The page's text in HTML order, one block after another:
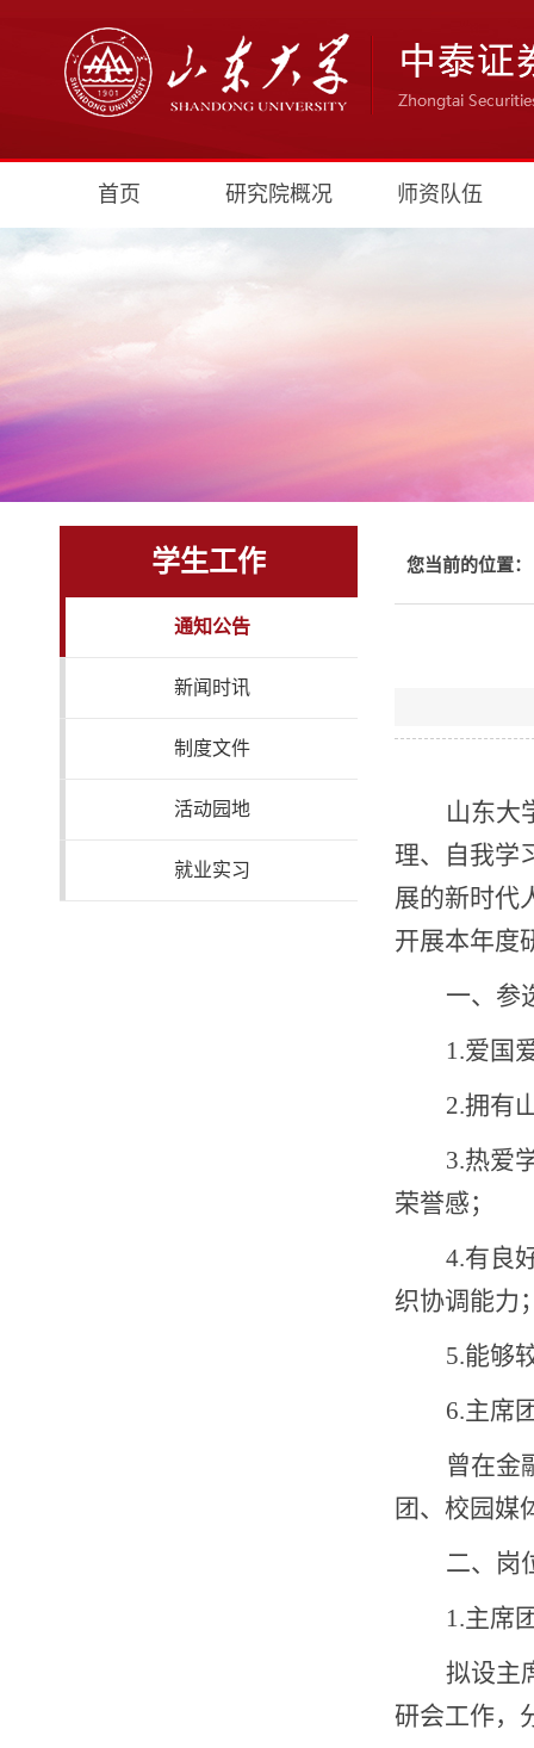
首页 研究院概况 师资队伍
学生工作
通知公告
新闻时讯
制度文件
活动园地
就业实习
您当前的位置：
山东大
理、自我学
展的新时代
开展本年度
一、参
1.爱国
2.拥有
3.热爱
荣誉感；
4.有良
织协调能力
5.能够
6.主席
曾在金
团、校园媒
二、岗
1.主席
拟设主
研会工作，